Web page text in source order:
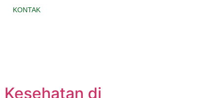
KONTAK
di